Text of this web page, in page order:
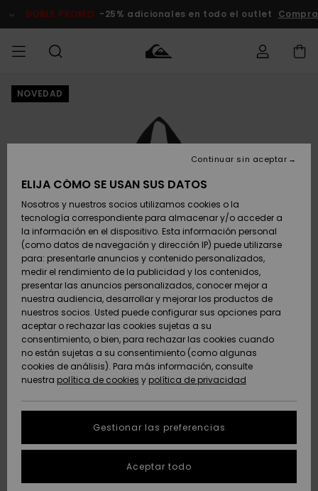
del
DOBLE PROMO -25% adicionales en todo el outlet
HOMBRE
Zapatos y
chanclas
Surf
Snow
Novedades
Destacados
Zapatos y
chanclas
Surf
Snow
Novedades
Destacados
Destacados
Snow
SURF
Highlights
Comunidad
SNOW
Hombre
Snow Niños
Tienda
Snow Mujer
Destacados
Comunidad
DOBLE
PROMO
Outlet
Mujer
AYUDA &
CONTACTO
Envio
Devoluciones
Pago
Tarjeta de
regalo
Quiksilver
Freedom
Protección de
datos
personales
Inicia una
conversación
SOSTENIBILIDAD
NOVEDAD
ELIJA CÓMO SE USAN SUS DATOS
Nosotros y nuestros socios utilizamos cookies o la
tecnología correspondiente para almacenar y/o acceder a
la información en el dispositivo. Esta información personal
(como datos de navegación y dirección IP) puede utilizarse
para: presentarle anuncios y contenido personalizados,
medir el rendimiento de la publicidad y los contenidos,
presentar las anuncios personalizados, conocer mejor a
nuestra audiencia, desarrollar y mejorar los productos de
nuestros socios. Usted puede configurar sus opciones para
aceptar o rechazar las cookies sujetas a su
consentimiento, o bien, para rechazar las cookies cuando
no están sujetas a su consentimiento (como algunas
cookies de análisis). Para más información, consulte
nuestra política de cookies y política de privacidad
Gestionar las preferencias
Continuar sin aceptar
Aceptar todo